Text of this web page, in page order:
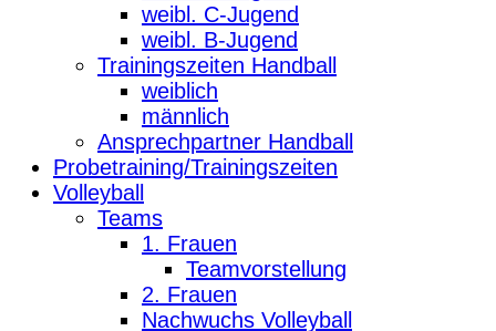
weibl. C-Jugend
weibl. B-Jugend
Trainingszeiten Handball
weiblich
männlich
Ansprechpartner Handball
Probetraining/Trainingszeiten
Volleyball
Teams
1. Frauen
Teamvorstellung
2. Frauen
Nachwuchs Volleyball